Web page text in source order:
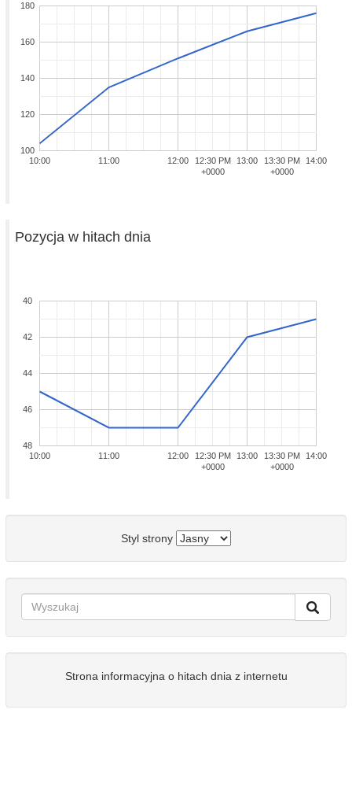
10:00 11:00 12:00 13:00 14:00
12:30 PM
+0000
13:30 PM
+0000
100
120
140
160
180
Pozycja w hitach dnia
10:00 11:00 12:00 13:00 14:00
12:30 PM
+0000
13:30 PM
+0000
40
42
44
46
48
Styl strony
Strona informacyjna o hitach dnia z internetu